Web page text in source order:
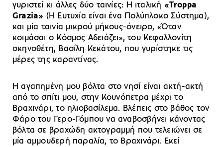
γυριστεί κι άλλες δύο ταινίες: Η ιταλική «Τroppa
Grazia» (Η Ευτυχία είναι ένα Πολύπλοκο Σύστημα),
και μία ταινία μικρού μήκους-όνειρο, «Όταν
κοιμάσαι ο Κόσμος Αδειάζει», του Κεφαλλονίτη
σκηνοθέτη, Βασίλη Κεκάτου, που γυρίστηκε τις
μέρες της καραντίνας.
Η αγαπημένη μου βόλτα στο νησί είναι ακτή-ακτή
από το σπίτι μου, στην Κουνόπετρα μέχρι το
Βραχινάρι, το ηλιοβασίλεμα. Βλέπεις στο βάθος τον
Φάρο του Γερο-Γόμπου να αναβοσβήνει κάνοντας
βόλτα σε βραχώδη ακτογραμμή που τελειώνει σε
μία αμμουδερή παραλία, το Βραχινάρι. Εκεί